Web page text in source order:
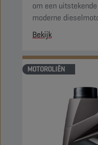
om een
moderne
Bekijk
MOTOROLIËN